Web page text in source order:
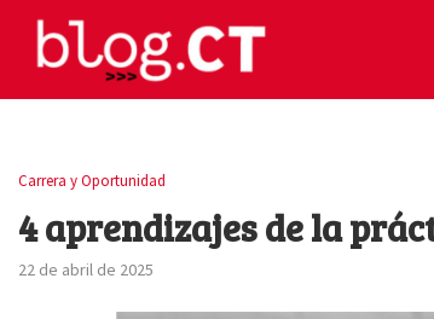
Carrera y Oportunidad
4 aprendizajes de la
22 de abril de 2025